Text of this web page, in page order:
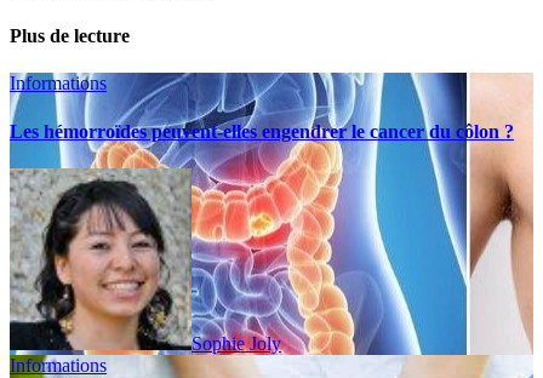
Plus de lecture
Informations
Les hémorroïdes peuvent-elles engendrer le cancer du côlon ?
Sophie Joly
Informations